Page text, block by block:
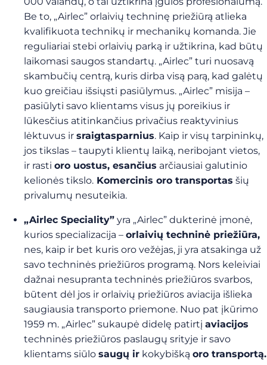
Be to, „Airlec” orlaivių techninę priežiūrą atlieka
kvalifikuota technikų ir mechanikų komanda. Jie
reguliariai stebi orlaivių parką ir užtikrina, kad būtų
laikomasi saugos standartų. „Airlec” turi nuosavą
skambučių centrą, kuris dirba visą parą, kad galėtų
kuo greičiau išsiųsti pasiūlymus. „Airlec” misija –
pasiūlyti savo klientams visus jų poreikius ir
lūkesčius atitinkančius privačius reaktyvinius
lėktuvus ir sraigtasparnius. Kaip ir visų tarpininkų,
jos tikslas – taupyti klientų laiką, neribojant vietos,
ir rasti oro uostus, esančius arčiausiai galutinio
kelionės tikslo. Komercinis oro transportas šių
privalumų nesuteikia.
„Airlec Speciality” yra „Airlec” dukterinė įmonė,
kurios specializacija – orlaivių techninė priežiūra,
nes, kaip ir bet kuris oro vežėjas, ji yra atsakinga už
savo techninės priežiūros programą. Nors keleiviai
dažnai nesupranta techninės priežiūros svarbos,
būtent dėl jos ir orlaivių priežiūros aviacija išlieka
saugiausia transporto priemone. Nuo pat įkūrimo
1959 m. „Airlec” sukaupė didelę patirtį aviacijos
techninės priežiūros paslaugų srityje ir savo
klientams siūlo saugų ir kokybišką oro transportą.